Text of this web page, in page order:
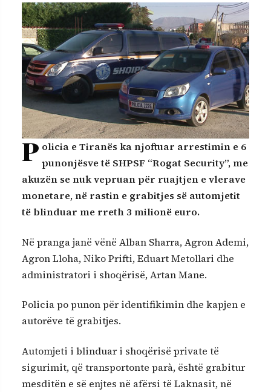
P olicia e Tiranës ka njoftuar arrestimin e 6
punonjësve të SHPSF “Rogat Security”, me
akuzën se nuk vepruan për ruajtjen e vlerave
monetare, në rastin e grabitjes së automjetit
të blinduar me rreth 3 milionë euro.
Në pranga janë vënë Alban Sharra, Agron Ademi,
Agron Lloha, Niko Prifti, Eduart Metollari dhe
administratori i shoqërisë, Artan Mane.
Policia po punon për identifikimin dhe kapjen e
autorëve të grabitjes.
Automjeti i blinduar i shoqërisë private të
sigurimit, që transportonte parà, është grabitur
mesditën e së enjtes në afërsi të Laknasit, në